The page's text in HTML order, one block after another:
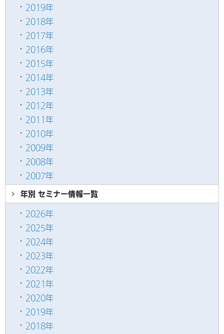
2019年
2018年
2017年
2016年
2015年
2014年
2013年
2012年
2011年
2010年
2009年
2008年
2007年
年別 セミナー情報一覧
2026年
2025年
2024年
2023年
2022年
2021年
2020年
2019年
2018年